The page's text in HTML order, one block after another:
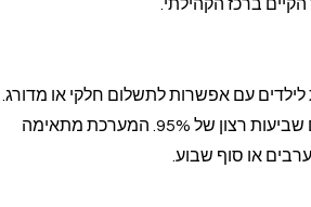
ברכז הקהילתי.
עם אפשרות לתשלום חלקי או מדורג.
מועצות מקומיות בצפון תל אביב כבר מיישמות את המודל עם שביעות רצון של 95%. המערכת מתאימה
או סוף שבוע.